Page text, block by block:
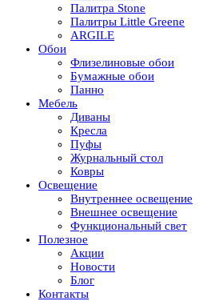
Палитра Stone
Палитры Little Greene
ARGILE
Обои
Флизелиновые обои
Бумажные обои
Панно
Мебель
Диваны
Кресла
Пуфы
Журнальный стол
Ковры
Освещение
Внутреннее освещение
Внешнее освещение
Функциональный свет
Полезное
Акции
Новости
Блог
Контакты